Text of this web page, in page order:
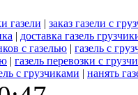
газели | заказ газели с
| доставка газель
с газелью | газель с
| газель перевозки с
с грузчиками | нанять